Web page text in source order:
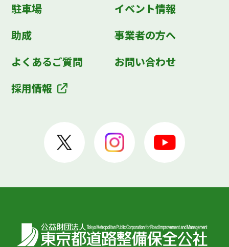
駐車場
イベント情報
助成
事業者の方へ
よくあるご質問
お問い合わせ
採用情報